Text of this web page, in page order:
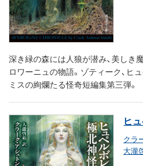
深き緑の森には人狼が潜み、美しき
ロワーニュの物語。ゾティーク、ヒ
ミスの絢爛たる怪奇短編集第三弾。
ヒ
クラ
大瀧